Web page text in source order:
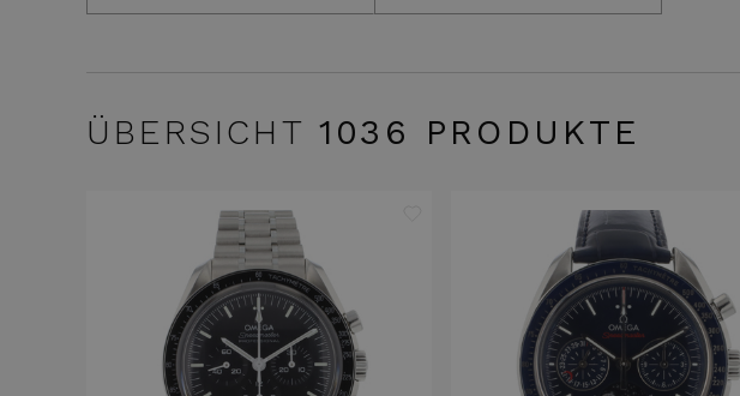
ÜBERSICHT 1036 PRODUKTE